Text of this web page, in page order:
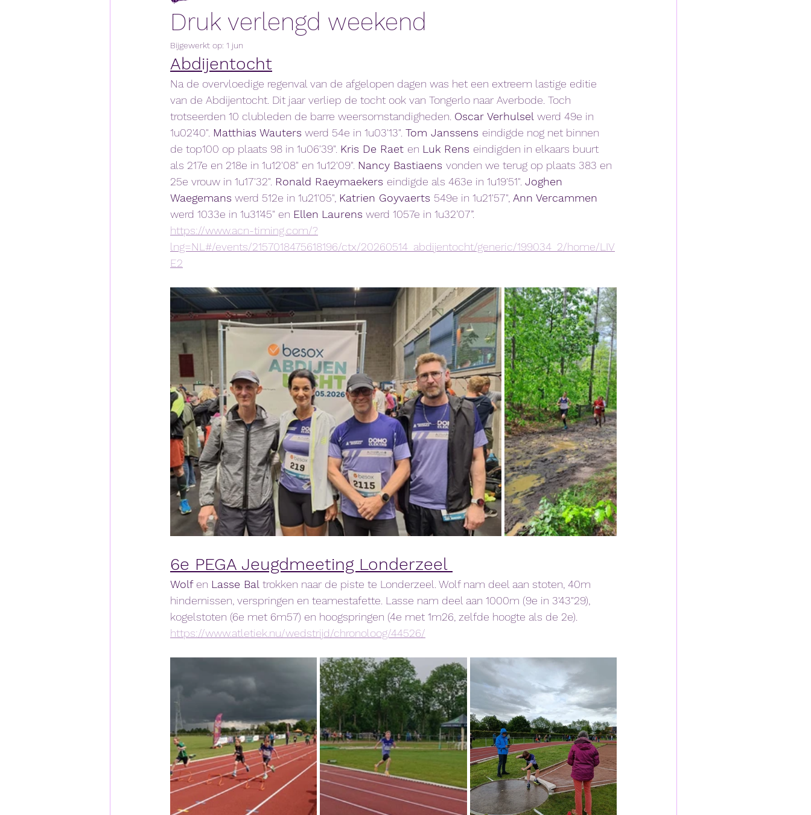
Druk verlengd weekend
Bijgewerkt op: 1 jun
Abdijentocht
Na de overvloedige regenval van de afgelopen dagen was het een extreem lastige editie
van de Abdijentocht. Dit jaar verliep de tocht ook van Tongerlo naar Averbode. Toch
trotseerden 10 clubleden de barre weersomstandigheden. Oscar Verhulsel werd 49e in
1u02'40". Matthias Wauters werd 54e in 1u03'13". Tom Janssens eindigde nog net binnen
de top100 op plaats 98 in 1u06'39". Kris De Raet en Luk Rens eindigden in elkaars buurt
als 217e en 218e in 1u12'08" en 1u12'09". Nancy Bastiaens vonden we terug op plaats 383 en
25e vrouw in 1u17'32". Ronald Raeymaekers eindigde als 463e in 1u19'51". Joghen
Waegemans werd 512e in 1u21'05", Katrien Goyvaerts 549e in 1u21'57", Ann Vercammen
werd 1033e in 1u31’45" en Ellen Laurens werd 1057e in 1u32’07”.
https://www.acn-timing.com/?
lng=NL#/events/2157018475618196/ctx/20260514_abdijentocht/generic/199034_2/home/LIV
E2
6e PEGA Jeugdmeeting Londerzeel
Wolf en Lasse Bal trokken naar de piste te Londerzeel. Wolf nam deel aan stoten, 40m
hindernissen, verspringen en teamestafette. Lasse nam deel aan 1000m (9e in 3'43"29),
kogelstoten (6e met 6m57) en hoogspringen (4e met 1m26, zelfde hoogte als de 2e).
https://www.atletiek.nu/wedstrijd/chronoloog/44526/